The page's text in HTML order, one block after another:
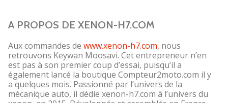
A PROPOS DE XENON-H7.COM
Aux commandes de www.xenon-h7.com, nous
retrouvons Keywan Moosavi. Cet entrepreneur n’en
est pas à son premier coup d’essai, puisqu’il a
également lancé la boutique Compteur2moto.com il y
a quelques mois. Passionné par l’univers de la
mécanique auto, il dédie xenon-h7.com à l’univers du